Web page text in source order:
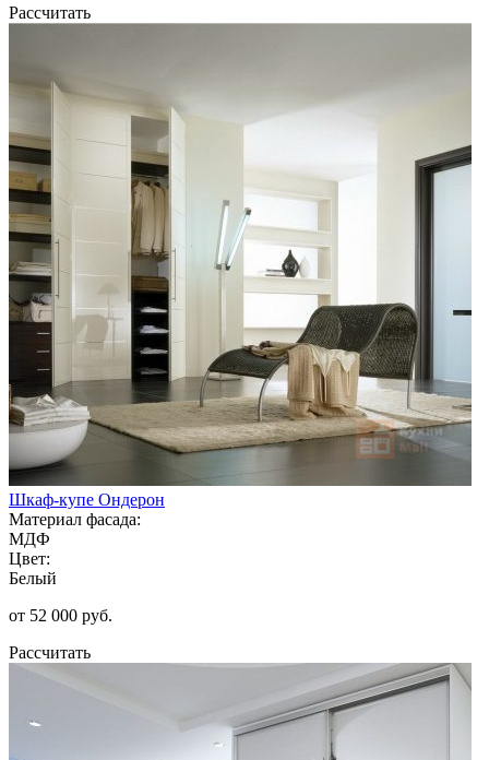
Рассчитать
Шкаф-купе Ондерон
Материал фасада:
МДФ
Цвет:
Белый
от 52 000 руб.
Рассчитать